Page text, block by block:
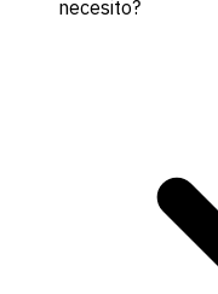
necesito?